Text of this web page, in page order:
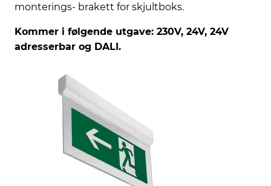
monterings- brakett for skjultboks.
Kommer i følgende utgave: 230V, 24V, 24V
adresserbar og DALI.